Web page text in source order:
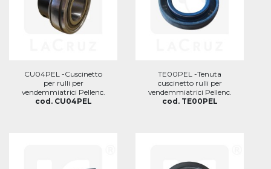
CU04PEL -Cuscinetto
per rulli per
vendemmiatrici Pellenc.
cod. CU04PEL
TE00PEL -Tenuta
cuscinetto rulli per
vendemmiatrici Pellenc.
cod. TE00PEL